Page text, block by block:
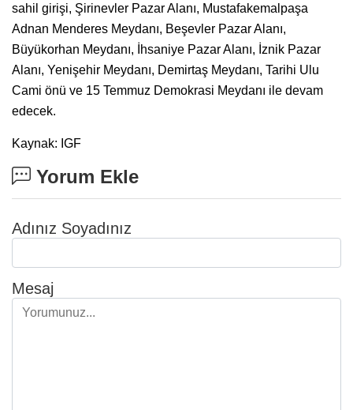
sahil girişi, Şirinevler Pazar Alanı, Mustafakemalpaşa
Adnan Menderes Meydanı, Beşevler Pazar Alanı,
Büyükorhan Meydanı, İhsaniye Pazar Alanı, İznik Pazar
Alanı, Yenişehir Meydanı, Demirtaş Meydanı, Tarihi Ulu
Cami önü ve 15 Temmuz Demokrasi Meydanı ile devam
edecek.
Kaynak: IGF
Yorum Ekle
Adınız Soyadınız
Mesaj